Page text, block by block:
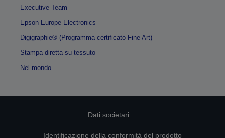
Executive Team
Epson Europe Electronics
Digigraphie® (Programma certificato Fine Art)
Stampa diretta su tessuto
Nel mondo
Dati societari
Identificazione della conformità del prodotto